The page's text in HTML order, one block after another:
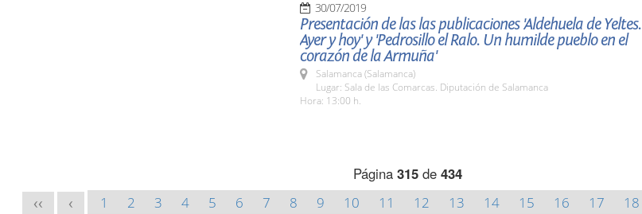
30/07/2019
Presentación de las las publicaciones 'Aldehuela de Yeltes.
Ayer y hoy' y 'Pedrosillo el Ralo. Un humilde pueblo en el
corazón de la Armuña'
Salamanca (Salamanca)
Lugar: Sala de las Comarcas. Diputación de Salamanca
Hora: 13:00 h.
Página 315de 434
<< < 1 2 3 4 5 6 7 8 9 10 11 12 13 14 15 16 17 18